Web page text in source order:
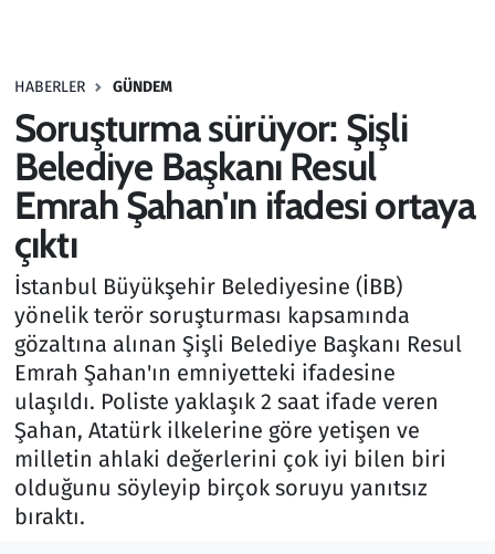
HABERLER GÜNDEM
Soruşturma sürüyor: Şişli
Belediye Başkanı Resul
Emrah Şahan'ın ifadesi ortaya
çıktı
İstanbul Büyükşehir Belediyesine (İBB)
yönelik terör soruşturması kapsamında
gözaltına alınan Şişli Belediye Başkanı Resul
Emrah Şahan'ın emniyetteki ifadesine
ulaşıldı. Poliste yaklaşık 2 saat ifade veren
Şahan, Atatürk ilkelerine göre yetişen ve
milletin ahlaki değerlerini çok iyi bilen biri
olduğunu söyleyip birçok soruyu yanıtsız
bıraktı.
Haber
Kültür Sanat
Kurumsal Haberler
Lezzet Durağı
Memur ve Kamu
Otomobil
Oyun
Ramazan